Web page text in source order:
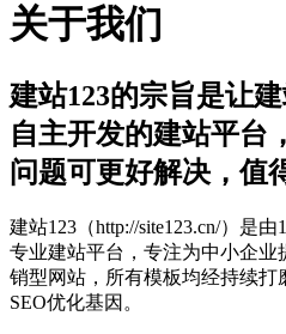
关于我们
建站123的宗旨是让
自主开发的建站平台
问题可更好解决，值
建站123（http://site123.cn/）是
专业建站平台，专注为中小企
销型网站，所有模板均经持续
SEO优化基因。